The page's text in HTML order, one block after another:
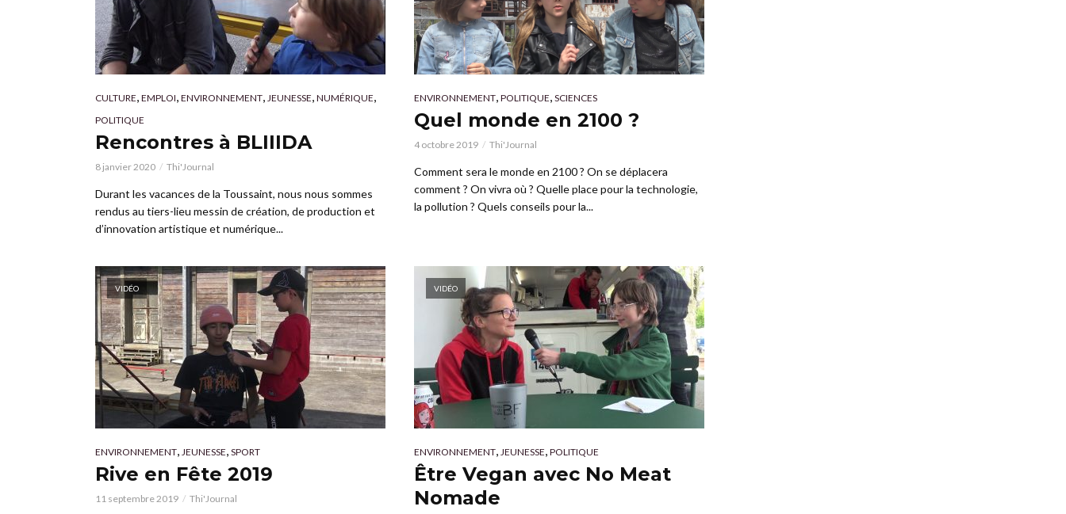
CULTURE, EMPLOI, ENVIRONNEMENT, JEUNESSE, NUMÉRIQUE,
POLITIQUE
Rencontres à BLIIIDA
8 janvier 2020 Thi'Journal
Durant les vacances de la Toussaint, nous nous sommes
rendus au tiers-lieu messin de création, de production et
d’innovation artistique et numérique...
ENVIRONNEMENT, POLITIQUE, SCIENCES
Quel monde en 2100 ?
4 octobre 2019 Thi'Journal
Comment sera le monde en 2100 ? On se déplacera
comment ? On vivra où ? Quelle place pour la technologie,
la pollution ? Quels conseils pour la...
VIDÉO
ENVIRONNEMENT, JEUNESSE, SPORT
Rive en Fête 2019
11 septembre 2019 Thi'Journal
VIDÉO
ENVIRONNEMENT, JEUNESSE, POLITIQUE
Être Vegan avec No Meat
Nomade